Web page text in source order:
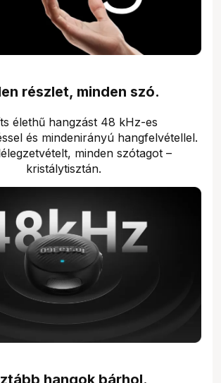
részlet, minden szó.
élethű hangzást 48 kHz-es
és mindenirányú hangfelvétellel.
minden szótagot –
kristálytisztán.
hangok bárhol.